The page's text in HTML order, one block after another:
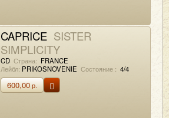
CAPRICE SISTER
SIMPLICITY
CD Страна: FRANCE
Лейбл: PRIKOSNOVENIE Состояние : 4/4
600,00р.